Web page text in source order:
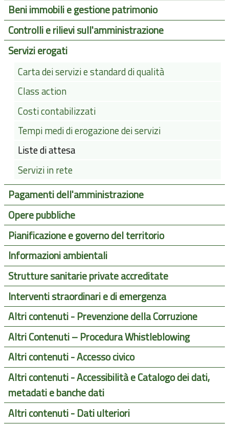
Beni immobili e gestione patrimonio
Controlli e rilievi sull'amministrazione
Servizi erogati
Carta dei servizi e standard di qualità
Class action
Costi contabilizzati
Tempi medi di erogazione dei servizi
Liste di attesa
Servizi in rete
Pagamenti dell'amministrazione
Opere pubbliche
Pianificazione e governo del territorio
Informazioni ambientali
Strutture sanitarie private accreditate
Interventi straordinari e di emergenza
Altri contenuti - Prevenzione della Corruzione
Altri Contenuti – Procedura Whistleblowing
Altri contenuti - Accesso civico
Altri contenuti - Accessibilità e Catalogo dei dati,
metadati e banche dati
Altri contenuti - Dati ulteriori